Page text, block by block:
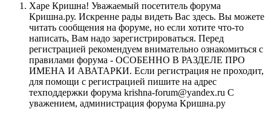
Харе Кришна! Уважаемый посетитель форума
Кришна.ру. Искренне рады видеть Вас здесь. Вы можете
читать сообщения на форуме, но если хотите что-то
написать, Вам надо зарегистрироваться. Перед
регистрацией рекомендуем внимательно ознакомиться с
правилами форума - ОСОБЕННО В РАЗДЕЛЕ ПРО
ИМЕНА И АВАТАРКИ. Если регистрация не проходит,
для помощи с регистрацией пишите на адрес
техподдержки форума krishna-forum@yandex.ru С
уважением, администрация форума Кришна.ру